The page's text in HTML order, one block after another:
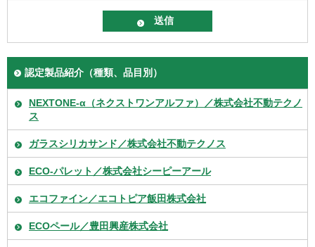
認定製品紹介（種類、品目別）
NEXTONE-α（ネクストワンアルファ）／株式会社不動テクノ
ス
ガラスシリカサンド／株式会社不動テクノス
ECO-パレット／株式会社シーピーアール
エコファイン／エコトピア飯田株式会社
ECOペール／豊田興産株式会社